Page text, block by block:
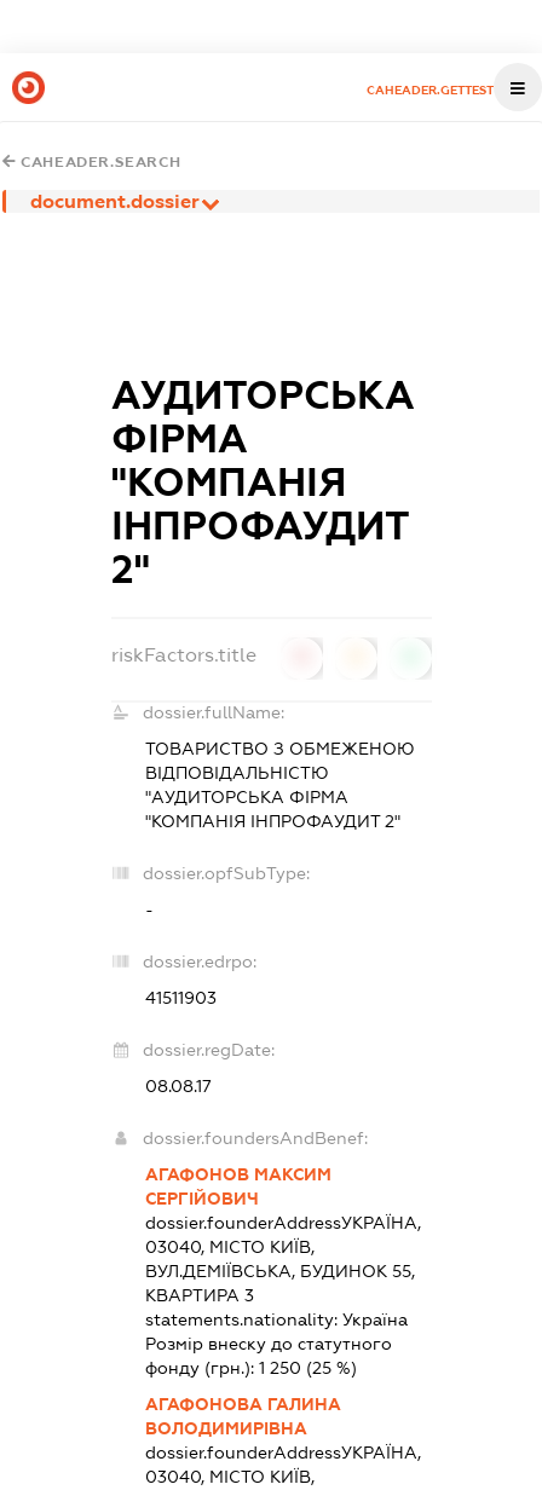
CAHEADER.GETTEST
CAHEADER.SEARCH
document.dossier
АУДИТОРСЬКА
ФІРМА
"КОМПАНІЯ
ІНПРОФАУДИТ
2"
riskFactors.title
dossier.fullName:
ТОВАРИСТВО З ОБМЕЖЕНОЮ
ВІДПОВІДАЛЬНІСТЮ
"АУДИТОРСЬКА ФІРМА
"КОМПАНІЯ ІНПРОФАУДИТ 2"
dossier.opfSubType:
-
dossier.edrpo:
41511903
dossier.regDate:
08.08.17
dossier.foundersAndBenef:
АГАФОНОВ МАКСИМ
СЕРГІЙОВИЧ
dossier.founderAddressУКРАЇНА,
03040, МІСТО КИЇВ,
ВУЛ.ДЕМІЇВСЬКА, БУДИНОК 55,
КВАРТИРА 3
statements.nationality: Україна
Розмір внеску до статутного
фонду (грн.): 1 250 (25 %)
АГАФОНОВА ГАЛИНА
ВОЛОДИМИРІВНА
dossier.founderAddressУКРАЇНА,
03040, МІСТО КИЇВ,